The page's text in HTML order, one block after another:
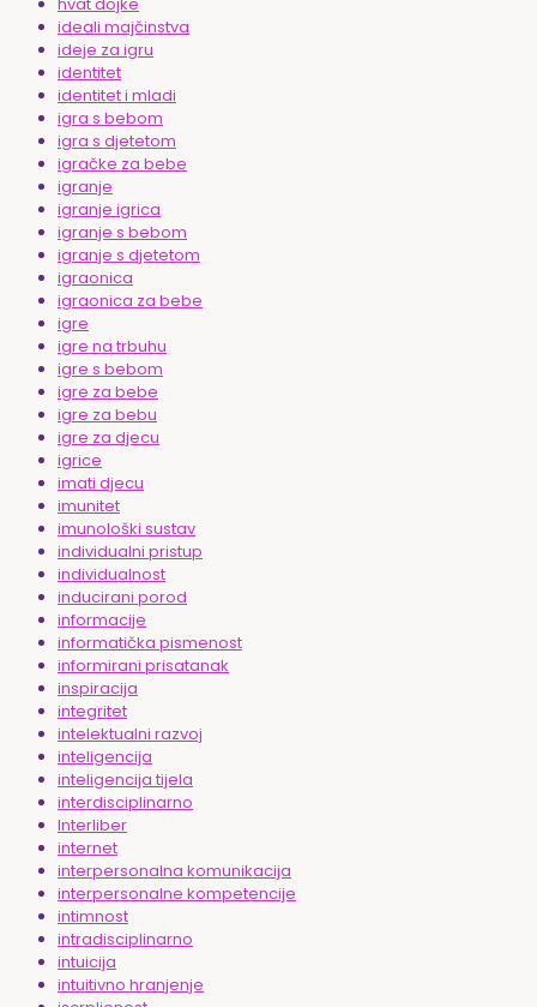
ideali majčinstva
ideje za igru
identitet
identitet i mladi
igra s bebom
igra s djetetom
igračke za bebe
igranje
igranje igrica
igranje s bebom
igranje s djetetom
igraonica
igraonica za bebe
igre
igre na trbuhu
igre s bebom
igre za bebe
igre za bebu
igre za djecu
igrice
imati djecu
imunitet
imunološki sustav
individualni pristup
individualnost
inducirani porod
informacije
informatička pismenost
informirani prisatanak
inspiracija
integritet
intelektualni razvoj
inteligencija
inteligencija tijela
interdisciplinarno
Interliber
internet
interpersonalna komunikacija
interpersonalne kompetencije
intimnost
intradisciplinarno
intuicija
intuitivno hranjenje